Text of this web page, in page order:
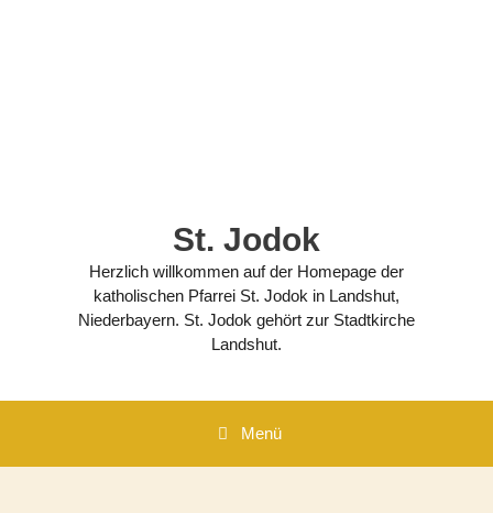
St. Jodok
Herzlich willkommen auf der Homepage der
katholischen Pfarrei St. Jodok in Landshut,
Niederbayern. St. Jodok gehört zur Stadtkirche
Landshut.
Menü